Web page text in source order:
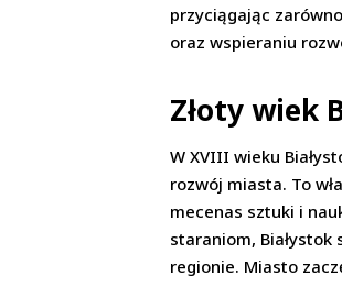
przyciągając
oraz wspieraniu
Złoty wiek
W XVIII wieku
rozwój miasta. To
mecenas sztuki i
staraniom, Białystok
regionie. Miasto